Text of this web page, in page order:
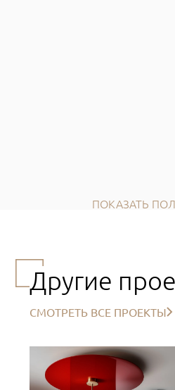
ПОКАЗАТЬ
Другие
СМОТРЕТЬ ВСЕ ПРОЕКТЫ